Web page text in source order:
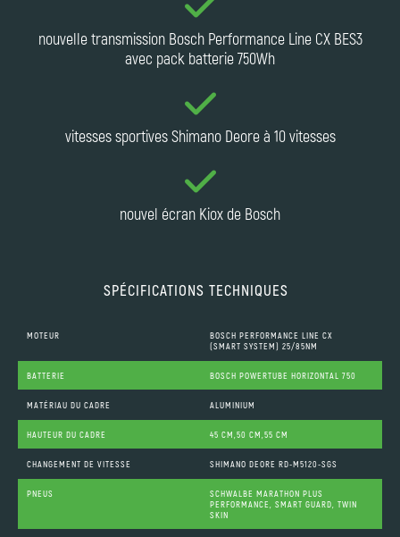
nouvelle transmission Bosch Performance Line CX BES3
avec pack batterie 750Wh
vitesses sportives Shimano Deore à 10 vitesses
nouvel écran Kiox de Bosch
SPÉCIFICATIONS TECHNIQUES
MOTEUR
BOSCH PERFORMANCE LINE CX
(SMART SYSTEM) 25/85NM
BATTERIE BOSCH POWERTUBE HORIZONTAL 750
MATÉRIAU DU CADRE ALUMINIUM
HAUTEUR DU CADRE 45 CM,50 CM,55 CM
CHANGEMENT DE VITESSE SHIMANO DEORE RD-M5120-SGS
PNEUS
SCHWALBE MARATHON PLUS
PERFORMANCE, SMART GUARD, TWIN
SKIN